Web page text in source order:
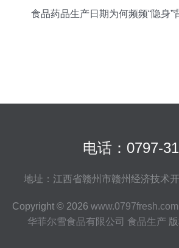
食品药品生产日期为何频频“隐身”
电话：0797-
地址：江西省赣州市赣州经济技术
Copyright © 2026 www.0797fresh.com
华菲尔雪食品有限公司 食品生产